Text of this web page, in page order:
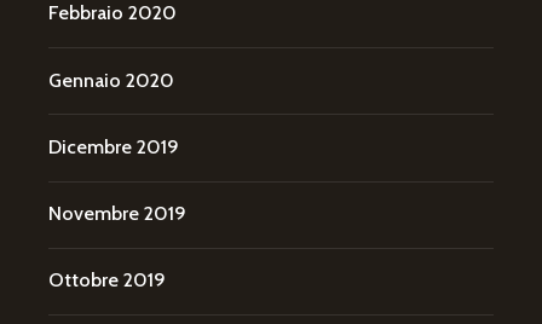
Febbraio 2020
Gennaio 2020
Dicembre 2019
Novembre 2019
Ottobre 2019